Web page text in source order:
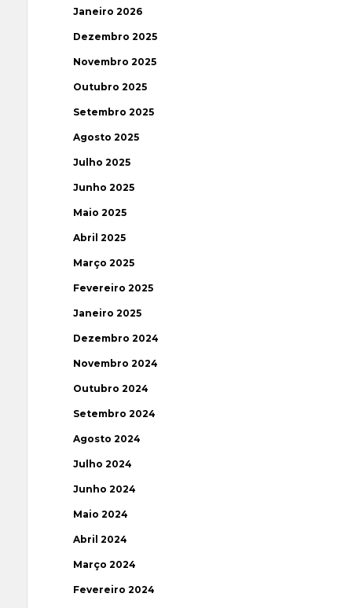
Janeiro 2026
Dezembro 2025
Novembro 2025
Outubro 2025
Setembro 2025
Agosto 2025
Julho 2025
Junho 2025
Maio 2025
Abril 2025
Março 2025
Fevereiro 2025
Janeiro 2025
Dezembro 2024
Novembro 2024
Outubro 2024
Setembro 2024
Agosto 2024
Julho 2024
Junho 2024
Maio 2024
Abril 2024
Março 2024
Fevereiro 2024